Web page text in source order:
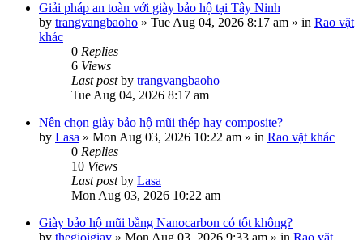
Giải pháp an toàn với giày bảo hộ tại Tây Ninh
by trangvangbaoho » Tue Aug 04, 2026 8:17 am » in Rao vặt
khác
0 Replies
6 Views
Last postby trangvangbaoho
Tue Aug 04, 2026 8:17 am
Nên chọn giày bảo hộ mũi thép hay composite?
by Lasa » Mon Aug 03, 2026 10:22 am » in Rao vặt khác
0 Replies
10 Views
Last postby Lasa
Mon Aug 03, 2026 10:22 am
Giày bảo hộ mũi bằng Nanocarbon có tốt không?
by thegioigiay » Mon Aug 03, 2026 9:33 am » in Rao vặt